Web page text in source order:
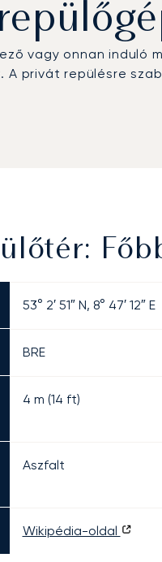
vagy onnan
A privát repülésre
53° 2′ 51″ N, 8° 47′ 12″ E
BRE
4 m (14 ft)
Aszfalt
Wikipédia-oldal